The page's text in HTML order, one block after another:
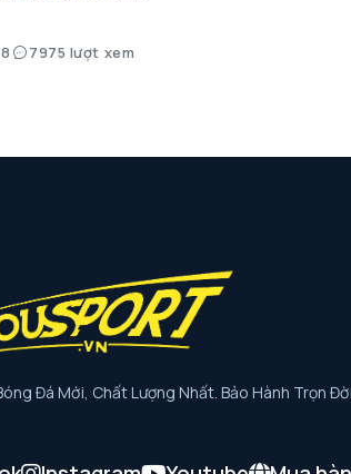
7975 lượt xem
Đá Mới, Chất Lượng Nhất. Bảo Hành Trọn